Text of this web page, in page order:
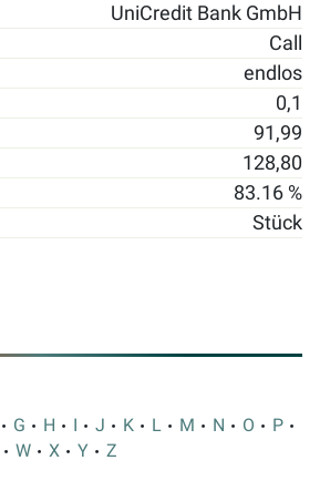
UniCredit Bank GmbH
Call
endlos
0,1
91,99
128,80
83.16 %
Stück
G H I J K L M N O
P
W X Y Z